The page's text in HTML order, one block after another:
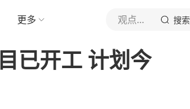
更多 观点新媒体 搜索
已开工 计划今